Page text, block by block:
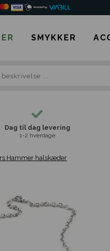
SMYKKER
Dag til dag levering
1-2 hverdage
Hammer halskæder